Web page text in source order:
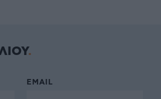
EMAIL